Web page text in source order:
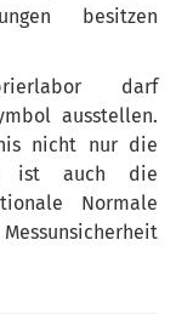
besitzen
darf
ausstellen.
nicht nur die
ist auch die
Normale